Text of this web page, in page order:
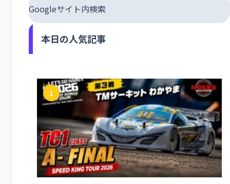
Googleサイト内検索
本日の人気記事
1